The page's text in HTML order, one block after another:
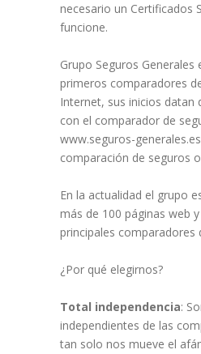
necesario un Certificados
funcione.
Grupo Seguros Generales
primeros comparadores
Internet, sus inicios datan
con el comparador de
www.seguros-
comparación de seguros
En la actualidad el grupo
más de 100 páginas web
principales comparadores
¿Por qué elegirnos?
Total independencia:
independientes de las
tan solo nos mueve el